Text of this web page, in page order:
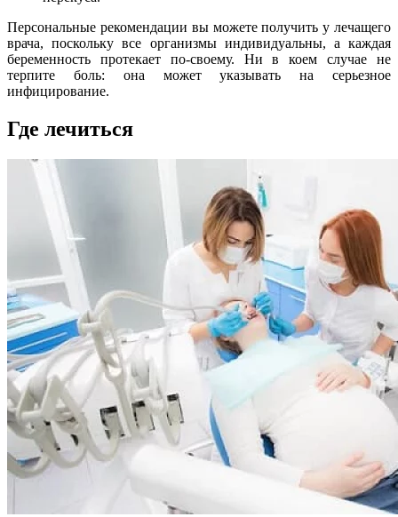
Персональные рекомендации вы можете получить у лечащего
врача, поскольку все организмы индивидуальны, а каждая
беременность протекает по-своему. Ни в коем случае не
терпите боль: она может указывать на серьезное
инфицирование.
Где лечиться